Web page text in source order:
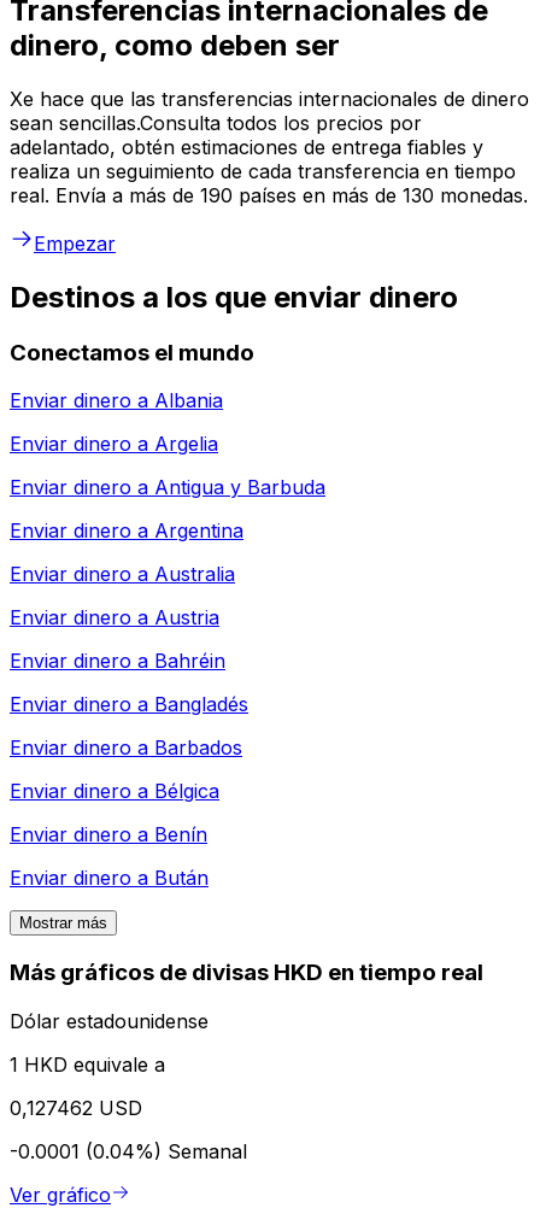
Transferencias internacionales de
dinero, como deben ser
Xe hace que las transferencias internacionales de dinero
sean sencillas.Consulta todos los precios por
adelantado, obtén estimaciones de entrega fiables y
realiza un seguimiento de cada transferencia en tiempo
real. Envía a más de 190 países en más de 130 monedas.
Empezar
Destinos a los que enviar dinero
Conectamos el mundo
Enviar dinero a Albania
Enviar dinero a Argelia
Enviar dinero a Antigua y Barbuda
Enviar dinero a Argentina
Enviar dinero a Australia
Enviar dinero a Austria
Enviar dinero a Bahréin
Enviar dinero a Bangladés
Enviar dinero a Barbados
Enviar dinero a Bélgica
Enviar dinero a Benín
Enviar dinero a Bután
Mostrar más
Más gráficos de divisas HKD en tiempo real
Dólar estadounidense
1 HKD equivale a
0,127462 USD
-0.0001 (0.04%) Semanal
Ver gráfico